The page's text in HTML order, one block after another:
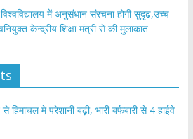
में अनुसंधान संरचना होगी सुदृढ,उच्च
केन्द्रीय शिक्षा मंत्री से की मुलाकात
हिमाचल मे परेशानी बढ़ी, भारी बर्फबारी से 4 हाईवे